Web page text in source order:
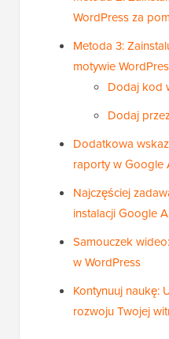
WordPress za
Metoda 3:
motywie
Dodaj kod
Dodaj
Dodatkowa
raporty w Google
Najczęściej
instalacji Google
Samouczek
w WordPress
Kontynuuj naukę:
rozwoju Twojej